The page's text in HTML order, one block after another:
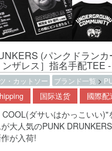
(パンクドラン
ンザレス］指名手配TEE
・カットソー ブランド一覧 >
国际送货 國際配
ダサいはかっこいい
大人気のPUNK
が入荷!